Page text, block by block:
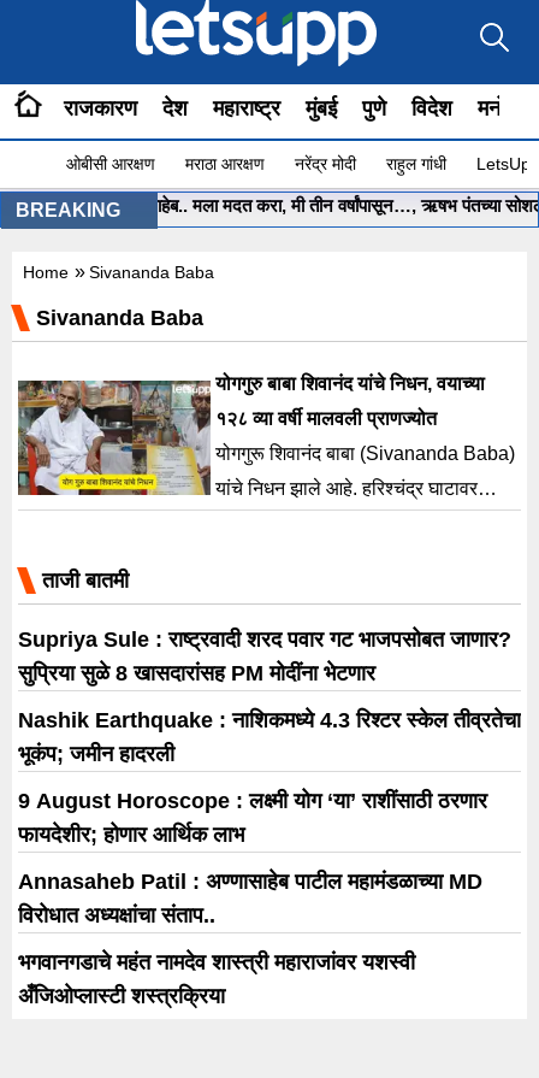
राजकारण देश महाराष्ट्र मुंबई पुणे विदेश
ओबीसी आरक्षण मराठा आरक्षण नरेंद्र मोदी राहुल गांधी
BREAKING
• मुख्यमंत्री साहेब.. मला मदत करा, मी तीन वर्षांपासून…, ऋषभ पंतच्या सोशल
Home »Sivananda Baba
Sivananda Baba
योगगुरु बाबा शिवानंद यांचे निधन, वयाच्या
१२८ व्या वर्षी मालवली प्राणज्योत
योगगुरू शिवानंद बाबा (Sivananda Baba)
यांचे निधन झाले आहे. हरिश्चंद्र घाटावर
ताजी बातमी
Supriya Sule : राष्ट्रवादी शरद पवार गट भाजपसोबत जाणार?
सुप्रिया सुळे 8 खासदारांसह PM मोदींना भेटणार
Nashik Earthquake : नाशिकमध्ये 4.3 रिश्टर स्केल तीव्रतेचा
भूकंप; जमीन हादरली
9 August Horoscope : लक्ष्मी योग ‘या’ राशींसाठी ठरणार
फायदेशीर; होणार आर्थिक लाभ
Annasaheb Patil : अण्णासाहेब पाटील महामंडळाच्या MD
विरोधात अध्यक्षांचा संताप..
भगवानगडाचे महंत नामदेव शास्त्री महाराजांवर यशस्वी
अँजिओप्लास्टी शस्त्रक्रिया